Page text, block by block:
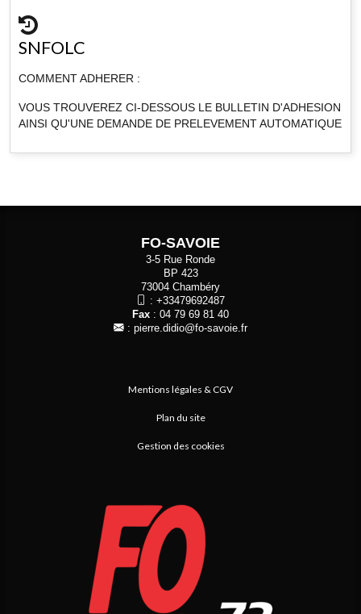
SNFOLC
COMMENT ADHERER :
VOUS TROUVEREZ CI-DESSOUS LE BULLETIN D'ADHESION
AINSI QU'UNE DEMANDE DE PRELEVEMENT AUTOMATIQUE
FO-SAVOIE
3-5 Rue Ronde
BP 423
73004 Chambéry
: +33479692487
Fax : 04 79 69 81 40
: pierre.didio@fo-savoie.fr
Mentions légales & CGV
Plan du site
Gestion des cookies